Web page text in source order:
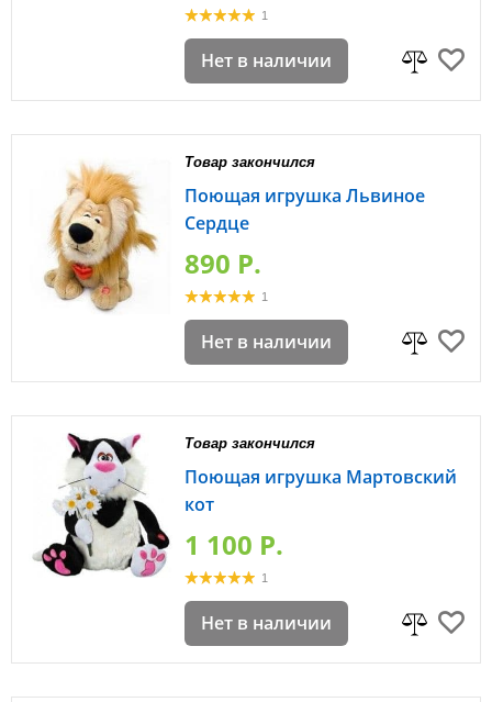
1
Нет в наличии
Товар закончился
Поющая игрушка Львиное
Сердце
890 P.
1
Нет в наличии
Товар закончился
Поющая игрушка Мартовский
кот
1 100 P.
1
Нет в наличии